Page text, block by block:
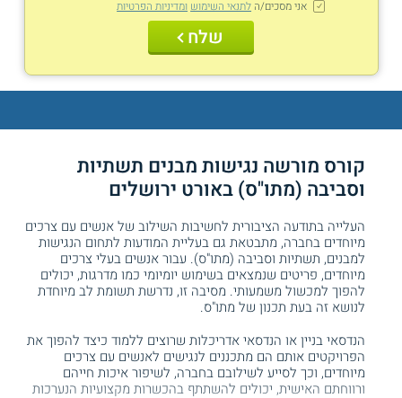
אני מסכים/ה לתנאי השימוש ומדיניות הפרטיות
שלח
קורס מורשה נגישות מבנים תשתיות
וסביבה (מתו"ס) באורט ירושלים
העלייה בתודעה הציבורית לחשיבות השילוב של אנשים עם צרכים
מיוחדים בחברה, מתבטאת גם בעליית המודעות לתחום הנגישות
למבנים, תשתיות וסביבה (מתו"ס). עבור אנשים בעלי צרכים
מיוחדים, פריטים שנמצאים בשימוש יומיומי כמו מדרגות, יכולים
להפוך למכשול משמעותי. מסיבה זו, נדרשת תשומת לב מיוחדת
לנושא זה בעת תכנון של מתו"ס.
הנדסאי בניין או הנדסאי אדריכלות שרוצים ללמוד כיצד להפוך את
הפרויקטים אותם הם מתכננים לנגישים לאנשים עם צרכים
מיוחדים, וכך לסייע לשילובם בחברה, לשיפור איכות חייהם
ורווחתם האישית, יכולים להשתתף בהכשרות מקצועיות הנערכות